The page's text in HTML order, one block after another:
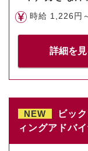
時給 1,226円
詳細を見
NEW
ビッ
ィングアドバ